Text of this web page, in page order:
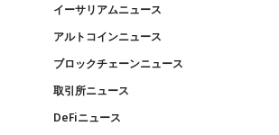
イーサリアムニュース
アルトコインニュース
ブロックチェーンニュース
取引所ニュース
DeFiニュース